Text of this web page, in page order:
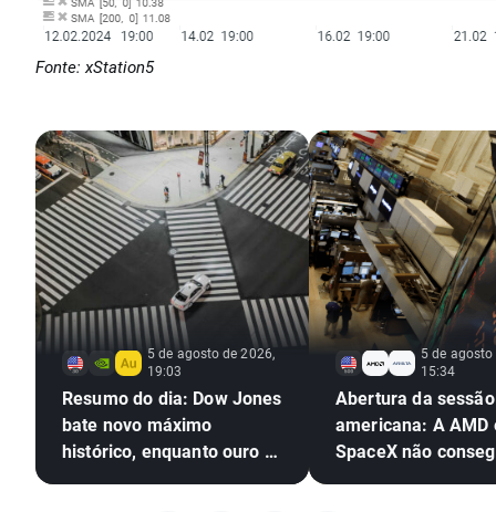
Fonte: xStation5
5 de agosto de 2026,
19:03
Resumo do dia: Dow Jones
bate novo máximo
histórico, enquanto ouro e
5 de agosto
15:34
Abertura da sessão
americana: A AMD
SpaceX não